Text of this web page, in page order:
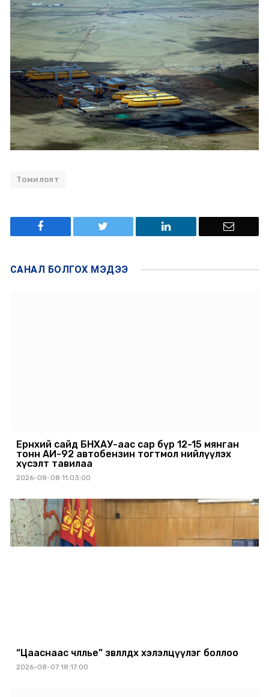
Томилолт
САНАЛ БОЛГОХ МЭДЭЭ
Ерөнхий сайд БНХАУ-аас сар бүр 12-15 мянган
тонн АИ-92 автобензин тогтмол нийлүүлэх
хүсэлт тавилаа
2026-08-08 11:03:00
“Цааснаас чөлөөлье” зөвлөлдөх хэлэлцүүлэг боллоо
2026-08-07 18:17:00